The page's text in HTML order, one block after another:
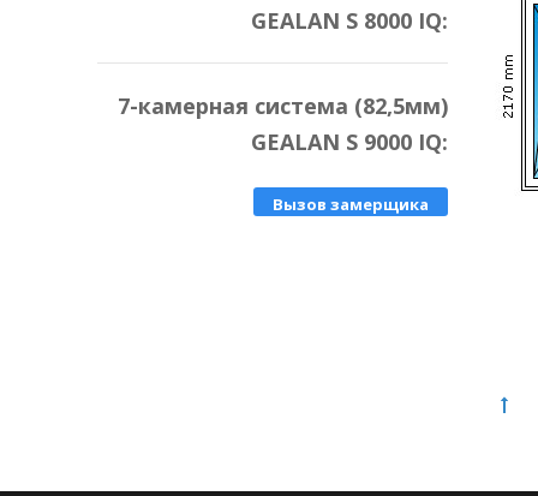
GEALAN S 8000 IQ:
7-камерная система (82,5мм)
GEALAN S 9000 IQ:
Вызов замерщика